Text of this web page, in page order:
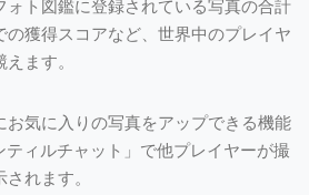
ォト図鑑に登録されている写真の合計
の獲得スコアなど、世界中のプレイヤ
ます。
お気に入りの写真をアップできる機能
ティルチャット」で他プレイヤーが撮
れます。